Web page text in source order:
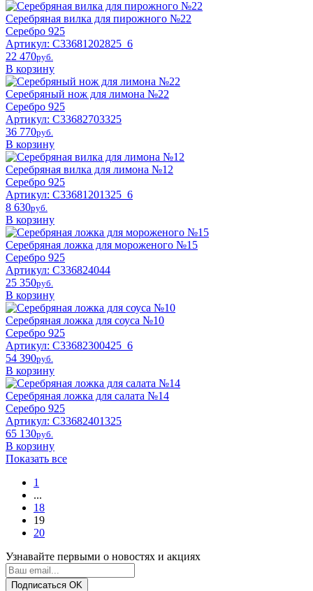
Серебряная вилка для пирожного №22
Серебро 925
Артикул: С33681202825_6
22 470pyб.
В корзину
Серебряный нож для лимона №22
Серебро 925
Артикул: С33682703325
36 770pyб.
В корзину
Серебряная вилка для лимона №12
Серебро 925
Артикул: С33681201325_6
8 630pyб.
В корзину
Серебряная ложка для мороженого №15
Серебро 925
Артикул: С336824044
25 350pyб.
В корзину
Серебряная ложка для соуса №10
Серебро 925
Артикул: С33682300425_6
54 390pyб.
В корзину
Серебряная ложка для салата №14
Серебро 925
Артикул: С33682401325
65 130pyб.
В корзину
Показать все
1
...
18
19
20
Узнавайте первыми о новостях и акциях
Подписаться OK